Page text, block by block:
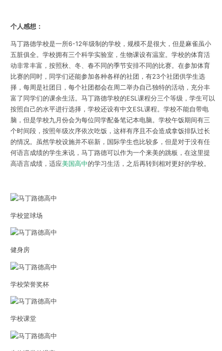
个人感想：
马丁路德学校是一所6-12年级制的学校，规模不是很大，但是麻雀虽小
五脏俱全。学校拥有三个科学实验室，生物课设有温室。学校的体育活
动非常丰富，按照秋、冬、春不同的季节安排不同的比赛。在参加体育
比赛的同时，同学们还能参加各种各样的社团，有23个社团供学生选
择，每周是社团日，每个社团都会在周二举办自己独特的活动，充分丰
富了同学们的课余生活。马丁路德学校的ESL课程分三个等级，学生可以
按照自己的水平进行选择，学校还设有中文ESL课程。学校不能自带电
脑，但是学校九月份会为每位同学配备笔记本电脑。学校午饭期间有三
个时间段，按照年级次序依次吃饭，这样有序且不会造成拿饭排队过长
的情况。虽然学校设施并不崭新，国际学生也比较多，但是对于没有任
何语言成绩的学生来说，马丁路德可以作为一个来美的跳板，在这里提
高语言成绩，适应美国高中的学习生活，之后再转到相对更好的学校。
学校篮球场
健身房
学校荣誉奖杯
学校课堂